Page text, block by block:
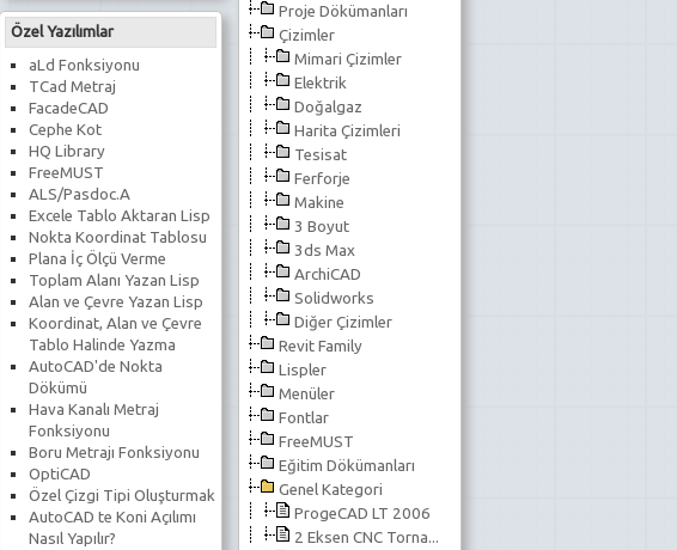
Proje Dökümanları
Çizimler
Mimari Çizimler
Elektrik
Doğalgaz
Harita Çizimleri
Tesisat
Ferforje
Makine
3 Boyut
3ds Max
ArchiCAD
Solidworks
Diğer Çizimler
Revit Family
Lispler
Menüler
Fontlar
FreeMUST
Eğitim Dökümanları
Genel Kategori
ProgeCAD LT 2006
2 Eksen CNC Torna...
Özel Yazılımlar
aLd Fonksiyonu
TCad Metraj
FacadeCAD
Cephe Kot
HQ Library
FreeMUST
ALS/Pasdoc.A
Excele Tablo Aktaran Lisp
Nokta Koordinat Tablosu
Plana İç Ölçü Verme
Toplam Alanı Yazan Lisp
Alan ve Çevre Yazan Lisp
Koordinat, Alan ve Çevre
Tablo Halinde Yazma
AutoCAD'de Nokta
Dökümü
Hava Kanalı Metraj
Fonksiyonu
Boru Metrajı Fonksiyonu
OptiCAD
Özel Çizgi Tipi Oluşturmak
AutoCAD te Koni Açılımı
Nasıl Yapılır?